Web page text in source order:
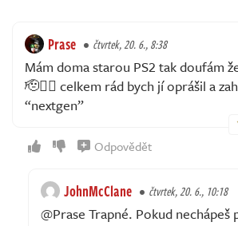
Prase čtvrtek, 20. 6., 8:38
Mám doma starou PS2 tak doufám
🫡👍🏼 celkem rád bych jí oprášil a
“nextgen”
Odpovědět
JohnMcClane čtvrtek, 20. 6., 10:18
@Prase Trapné. Pokud